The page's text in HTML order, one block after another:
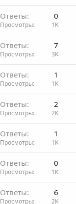
Ответы 0
Просмотры 1K
Ответы 7
Просмотры 3K
Ответы 1
Просмотры 1K
Ответы 2
Просмотры 2K
Ответы 1
Просмотры 1K
Ответы 0
Просмотры 1K
Ответы 6
Просмотры 2K